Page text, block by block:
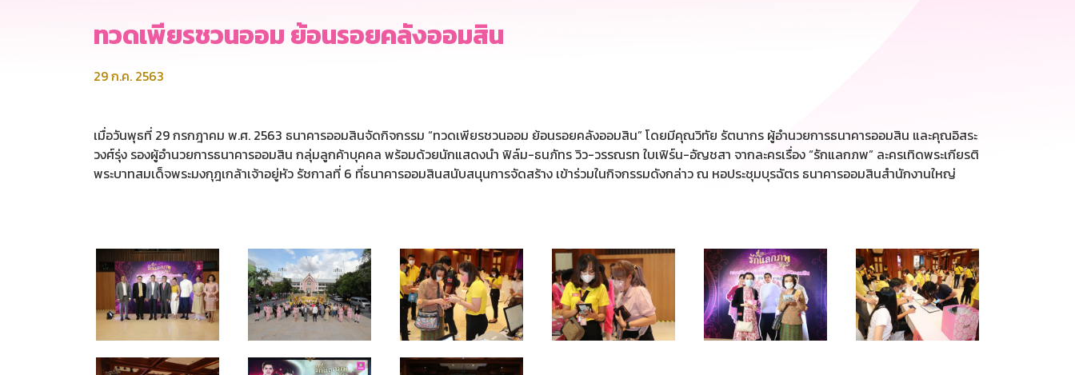
ทวดเพียรชวนออม ย้อนรอยคลังออมสิน
29 ก.ค. 2563
เมื่อวันพุธที่ 29 กรกฎาคม พ.ศ. 2563 ธนาคารออมสินจัดกิจกรรม “ทวดเพียรชวนออม ย้อนรอยคลังออมสิน” โดยมีคุณวิทัย รัตนากร ผู้อำนวยการธนาคารออมสิน และคุณอิสระ
วงศ์รุ่ง รองผู้อำนวยการธนาคารออมสิน กลุ่มลูกค้าบุคคล พร้อมด้วยนักแสดงนำ ฟิล์ม-ธนภัทร วิว-วรรณรท ใบเฟิร์น-อัญชสา จากละครเรื่อง “รักแลกภพ” ละครเทิดพระเกียรติ
พระบาทสมเด็จพระมงกุฎเกล้าเจ้าอยู่หัว รัชกาลที่ 6 ที่ธนาคารออมสินสนับสนุนการจัดสร้าง เข้าร่วมในกิจกรรมดังกล่าว ณ หอประชุมบุรฉัตร ธนาคารออมสินสำนักงานใหญ่